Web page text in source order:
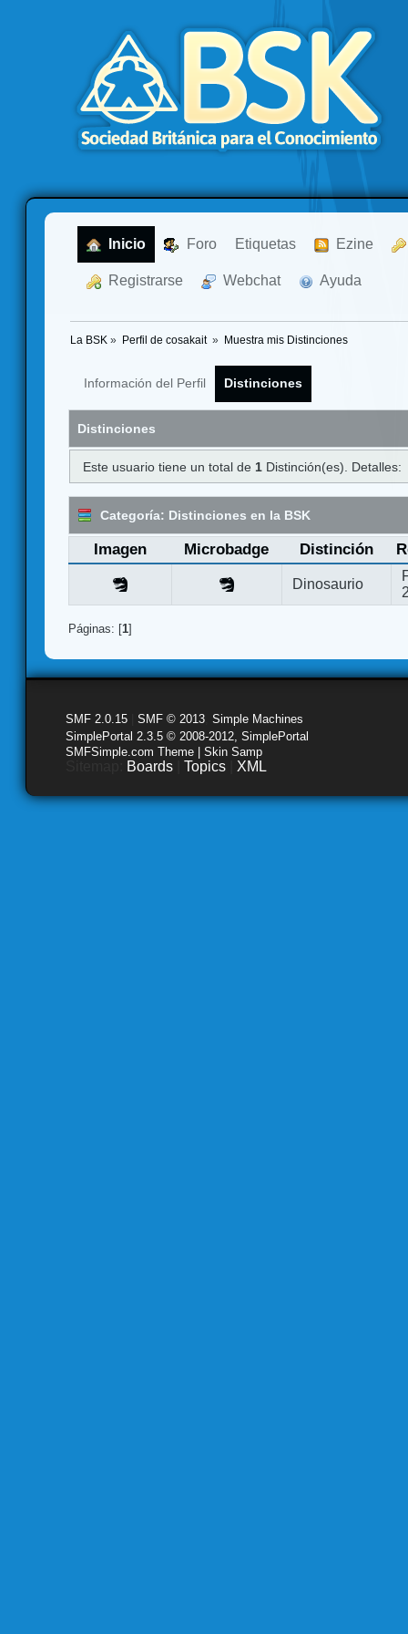
Inicio Foro Etiquetas Ezine
Registrarse Webchat Ayuda
La BSK » Perfil de cosakait » Muestra mis Distinciones
Información del Perfil Distinciones
Distinciones
Este usuario tiene un total de 1 Distinción(es). Detalles:
Categoría: Distinciones en la BSK
Imagen Microbadge Distinción
Dinosaurio
Páginas: [1]
SMF 2.0.15 SMF © 2013 Simple Machines
SimplePortal 2.3.5 © 2008-2012, SimplePortal
SMFSimple.com Theme | Skin Samp
Boards Topics XML